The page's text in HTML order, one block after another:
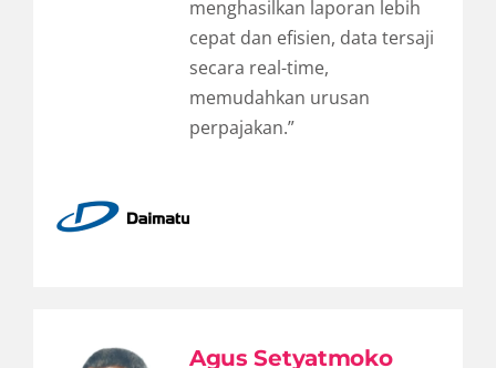
menghasilkan laporan lebih
cepat dan efisien, data tersaji
secara real-time,
memudahkan urusan
perpajakan.”
Agus Setyatmoko